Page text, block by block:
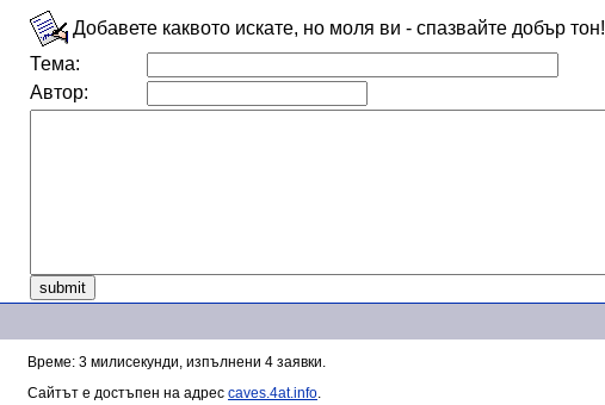
Добавете каквото искате, но моля ви - спазвайте добър тон!
Тема:
Автор:
Време: 3 милисекунди, изпълнени 4 заявки.
Сайтът е достъпен на адрес caves.4at.info.